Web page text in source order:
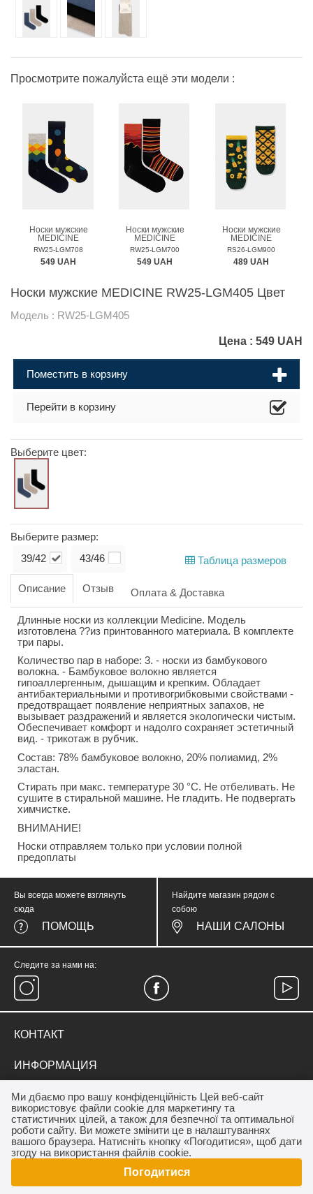
Просмотрите пожалуйста ещё эти модели :
Носки мужские
MEDICINE
RW25-LGM708
549 UAH
Носки мужские
MEDICINE
RW25-LGM700
549 UAH
Носки мужские
MEDICINE
RS26-LGM900
489 UAH
Носки мужские MEDICINE RW25-LGM405 Цвет
Модель : RW25-LGM405
Цена : 549 UAH
Поместить в корзину
Перейти в корзину
Выберите цвет:
Выберите размер:
39/42 43/46 Таблица размеров
Описание Отзыв Оплата & Доставка
Длинные носки из коллекции Medicine. Модель
изготовлена ??из принтованного материала. В комплекте
три пары.
Количество пар в наборе: 3. - носки из бамбукового
волокна. - Бамбуковое волокно является
гипоаллергенным, дышащим и крепким. Обладает
антибактериальными и противогрибковыми свойствами -
предотвращает появление неприятных запахов, не
вызывает раздражений и является экологически чистым.
Обеспечивает комфорт и надолго сохраняет эстетичный
вид. - трикотаж в рубчик.
Состав: 78% бамбуковое волокно, 20% полиамид, 2%
эластан.
Стирать при макс. температуре 30 °C. Не отбеливать. Не
сушите в стиральной машине. Не гладить. Не подвергать
химчистке.
ВНИМАНИЕ!
Носки отправляем только при условии полной
предоплаты
Ми дбаємо про вашу конфіденційність Цей веб-сайт
використовує файли cookie для маркетингу та
статистичних цілей, а також для безпечної та оптимальної
роботи сайту. Ви можете змінити це в налаштуваннях
вашого браузера. Натисніть кнопку «Погодитися», щоб дати
згоду на використання файлів cookie.
Погодитися
Вы всегда можете взглянуть
сюда
ПОМОЩЬ
Найдите магазин рядом с
собою
НАШИ САЛОНЫ
Следите за нами на:
КОНТАКТ
medicinewear@gmail.com
ИНФОРМАЦИЯ
Контакт
Франшиза салону MEDICINE
ДЛЯ КЛИЕНТА
Акции
Програма лояльности
Дропшипинг
ОПЛАТА / ДОСТАВКА
Как купить
Договор публичной оферты